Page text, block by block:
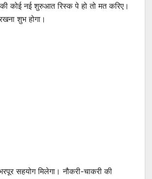
कोई नई शुरुआत रिस्क पे हो तो मत करिए।
शुभ होगा।
सहयोग मिलेगा। नौकरी-चाकरी की